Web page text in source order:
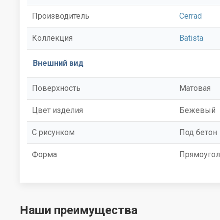
Производитель Cerrad
Коллекция Batista
Внешний вид
Поверхность Матовая
Цвет изделия Бежевый
С рисунком Под бетон
Форма
Наши преимущества